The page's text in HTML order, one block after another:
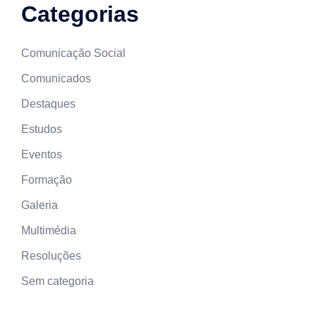
Categorias
Comunicação Social
Comunicados
Destaques
Estudos
Eventos
Formação
Galeria
Multimédia
Resoluções
Sem categoria